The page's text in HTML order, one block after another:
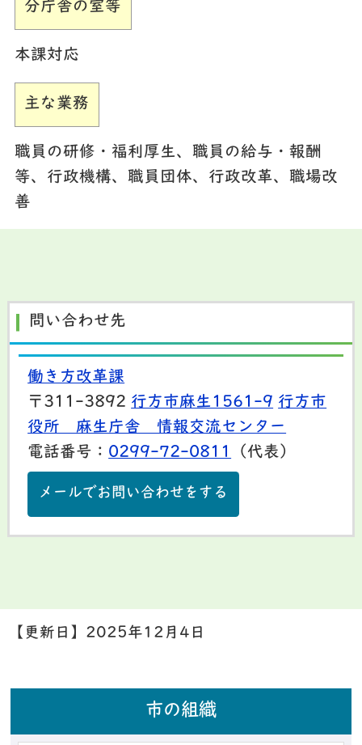
分庁舎の室等
本課対応
主な業務
職員の研修・福利厚生、職員の給与・報酬
等、行政機構、職員団体、行政改革、職場改
善
問い合わせ先
働き方改革課
〒311-3892 行方市麻生1561-9 行方市
役所 麻生庁舎 情報交流センター
電話番号： 0299-72-0811 （代表）
メールでお問い合わせをする
【更新日】 2025年12月4日
市の組織